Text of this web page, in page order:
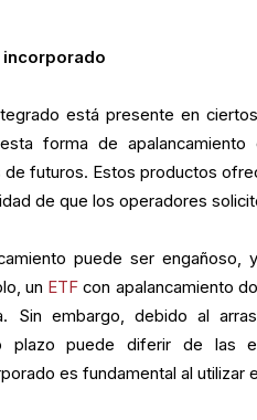
incorporado
está presente en
forma de
futuros. Estos productos
de que los operadores
puede ser
un ETF con apalancamiento
Sin embargo, debido al
plazo puede diferir de las
es fundamental al utilizar